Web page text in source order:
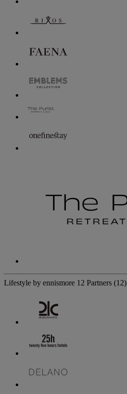
Lifestyle by ennismore 12 Partners (12)